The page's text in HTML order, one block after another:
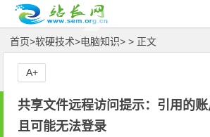
首页>软硬技术>电脑知识> > 正文
共享文件远程访问提示：引用的
且可能无法登录
A+